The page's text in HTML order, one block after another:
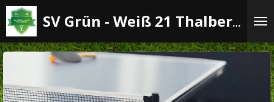
Zum
Hauptinhalt
springen
SV Grün - Weiß 21 Thalberg e.V.